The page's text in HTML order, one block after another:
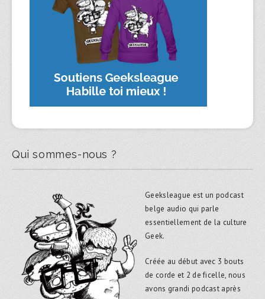
Qui sommes-nous ?
Geeksleague est un podcast
belge audio qui parle
essentiellement de la culture
Geek.
Créée au début avec 3 bouts
de corde et 2 de ficelle, nous
avons grandi podcast après